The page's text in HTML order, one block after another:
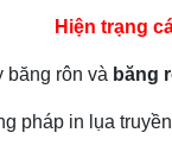
Hiện trạng
băng rôn và băng
pháp in lụa